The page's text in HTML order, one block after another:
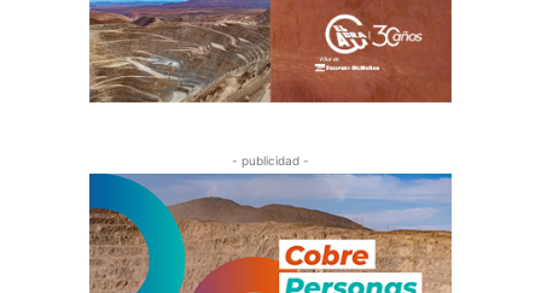
- publicidad -